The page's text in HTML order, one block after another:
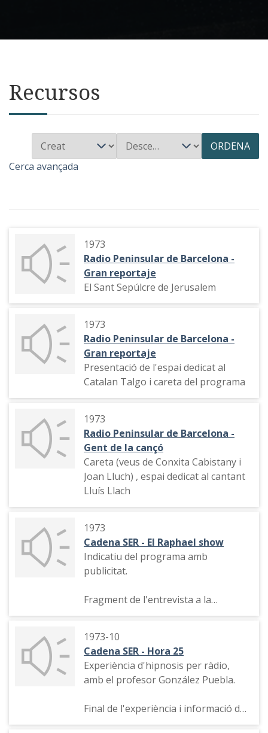
Recursos
ORDENA
Cerca avançada
1973
Radio Peninsular de Barcelona -
Gran reportaje
El Sant Sepúlcre de Jerusalem
1973
Radio Peninsular de Barcelona -
Gran reportaje
Presentació de l'espai dedicat al
Catalan Talgo i careta del programa
1973
Radio Peninsular de Barcelona -
Gent de la cançó
Careta (veus de Conxita Cabistany i
Joan Lluch) , espai dedicat al cantant
Lluís Llach
1973
Cadena SER - El Raphael show
Indicatiu del programa amb
publicitat.
Fragment de l'entrevista a la
duquesa d'Alba, Cayetana Fitz-James
1973-10
Cadena SER - Hora 25
Experiència d'hipnosis per ràdio,
amb el profesor González Puebla.
Final de l'experiència i informació des
dels estudis de Madrid i Sevilla de